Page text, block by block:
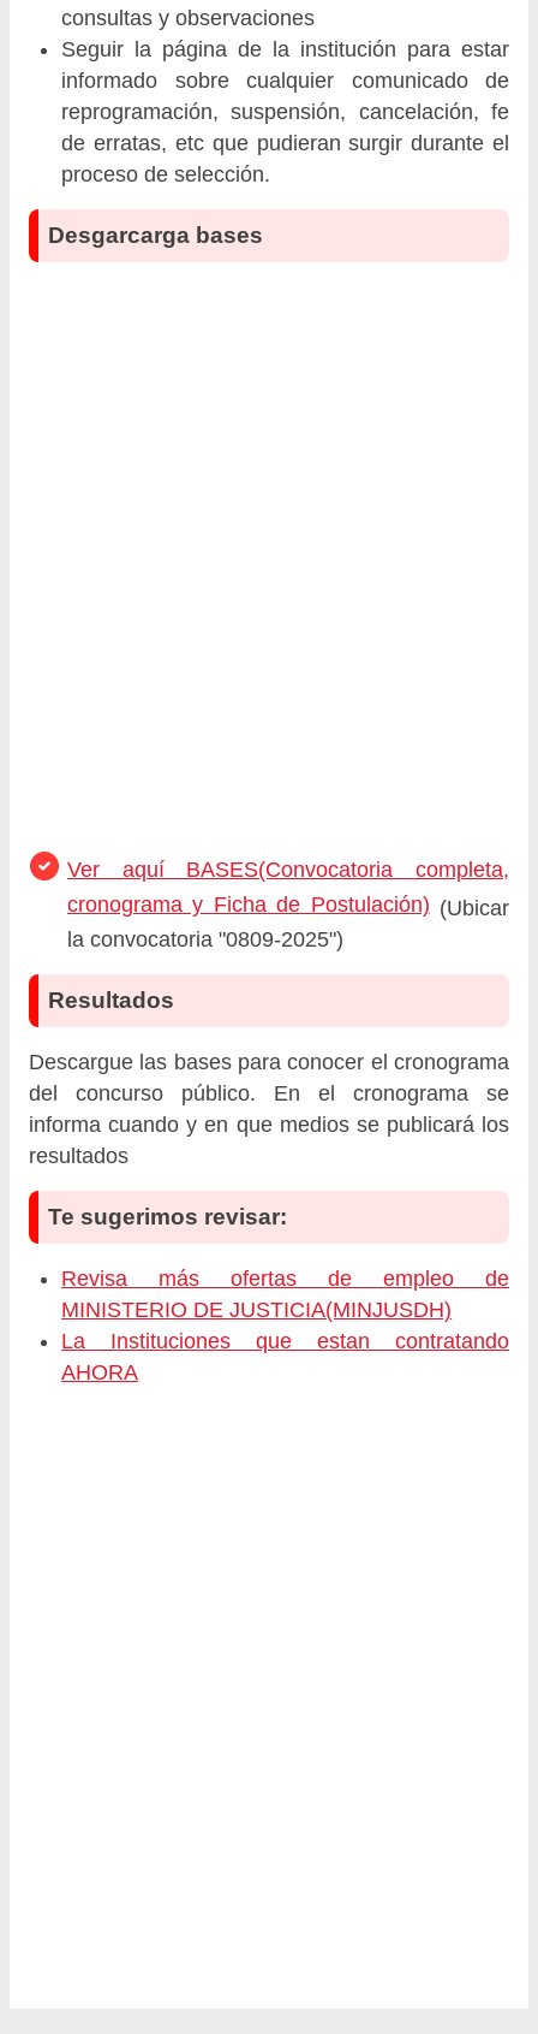
consultas y observaciones
Seguir la página de la institución para estar
informado sobre cualquier comunicado de
reprogramación, suspensión, cancelación, fe
de erratas, etc que pudieran surgir durante el
proceso de selección.
Desgarcarga bases
Ver aquí BASES(Convocatoria completa,
cronograma y Ficha de Postulación)(Ubicar
la convocatoria "0809-2025")
Resultados
Descargue las bases para conocer el cronograma
del concurso público. En el cronograma se
informa cuando y en que medios se publicará los
resultados
Te sugerimos revisar:
Revisa más ofertas de empleo de
MINISTERIO DE JUSTICIA(MINJUSDH)
La Instituciones que estan contratando
AHORA